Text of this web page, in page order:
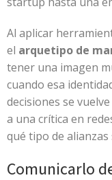
Al aplicar
el arquetipo de
tener una imagen
cuando esa
decisiones se
a una crítica en
qué tipo de
Comunicarlo